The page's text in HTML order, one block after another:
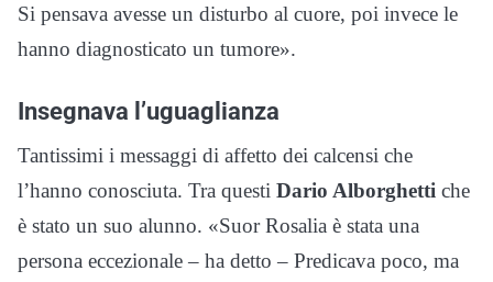
Si pensava avesse un disturbo al cuore, poi invece le
hanno diagnosticato un tumore».
Insegnava l’uguaglianza
Tantissimi i messaggi di affetto dei calcensi che
l’hanno conosciuta. Tra questi Dario Alborghetti che
è stato un suo alunno. «Suor Rosalia è stata una
persona eccezionale – ha detto – Predicava poco, ma